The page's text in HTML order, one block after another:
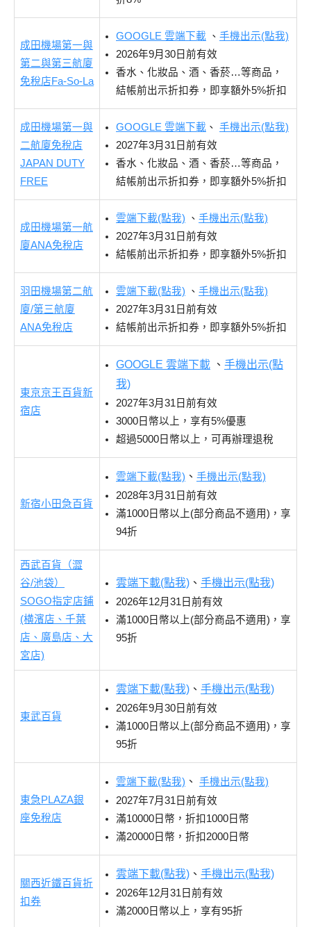
成田機場第一與
第二與第三航廈
免稅店Fa-So-La
GOOGLE 雲端下載 、 手機出示(點我)
2026年9月30日前有效
香水、化妝品、酒、香菸…等商品，
結帳前出示折扣券，即享額外5%折扣
成田機場第一與
二航廈免稅店
JAPAN DUTY
FREE
GOOGLE 雲端下載 、 手機出示(點我)
2027年3月31日前有效
香水、化妝品、酒、香菸…等商品，
結帳前出示折扣券，即享額外5%折扣
成田機場第一航
廈ANA免稅店
雲端下載(點我) 、 手機出示(點我)
2027年3月31日前有效
結帳前出示折扣券，即享額外5%折扣
羽田機場第二航
廈/第三航廈
ANA免稅店
雲端下載(點我) 、 手機出示(點我)
2027年3月31日前有效
結帳前出示折扣券，即享額外5%折扣
東京京王百貨新
宿店
GOOGLE 雲端下載 、 手機出示(點
我)
2027年3月31日前有效
3000日幣以上，享有5%優惠
超過5000日幣以上，可再辦理退稅
新宿小田急百貨
雲端下載(點我) 、 手機出示(點我)
2028年3月31日前有效
滿1000日幣以上(部分商品不適用)，享
94折
西武百貨（澀
谷/池袋）
SOGO指定店鋪
(横濱店、千葉
店、廣島店、大
宮店)
雲端下載(點我) 、 手機出示(點我)
2026年12月31日前有效
滿1000日幣以上(部分商品不適用)，享
95折
東武百貨
雲端下載(點我) 、 手機出示(點我)
2026年9月30日前有效
滿1000日幣以上(部分商品不適用)，享
95折
東急PLAZA銀
座免稅店
雲端下載(點我) 、
手機出示(點我)
2027年7月31日前有效
滿10000日幣，折扣1000日幣
滿20000日幣，折扣2000日幣
關西近鐵百貨折
扣券
雲端下載(點我) 、 手機出示(點我)
2026年12月31日前有效
滿2000日幣以上，享有95折